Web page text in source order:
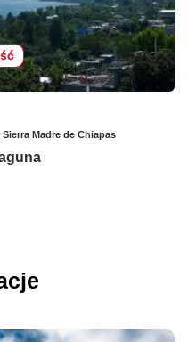
Sierra Madre de Chiapas